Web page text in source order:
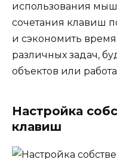
использования
сочетания клавиш
и сэкономить
различных задач,
объектов или
Настройка
клавиш